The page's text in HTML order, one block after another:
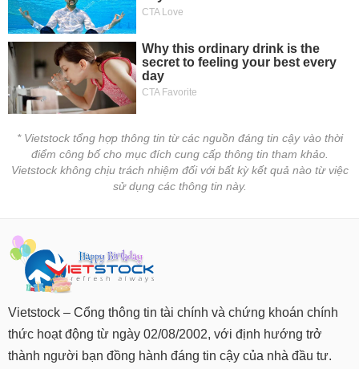
* Vietstock tổng hợp thông tin từ các nguồn đáng tin cậy vào thời
điểm công bố cho mục đích cung cấp thông tin tham khảo.
Vietstock không chịu trách nhiệm đối với bất kỳ kết quả nào từ việc
sử dụng các thông tin này.
Vietstock – Cổng thông tin tài chính và chứng khoán chính
thức hoạt động từ ngày 02/08/2002, với định hướng trở
thành người bạn đồng hành đáng tin cậy của nhà đầu tư.
chính